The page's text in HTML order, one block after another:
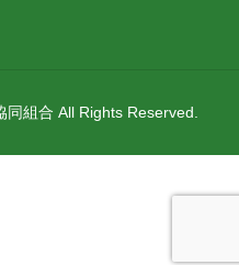
組合 All Rights Reserved.